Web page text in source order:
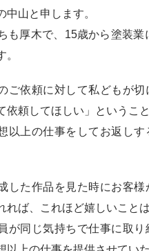
中山と申します。
も厚木で、15歳から塗装業
ご依頼に対して私どもが切
依頼してほしい」ということ
以上の仕事をしてお返し
した作品を見た時にお客
れば、これほど嬉しいこと
が同じ気持ちで仕事に取り